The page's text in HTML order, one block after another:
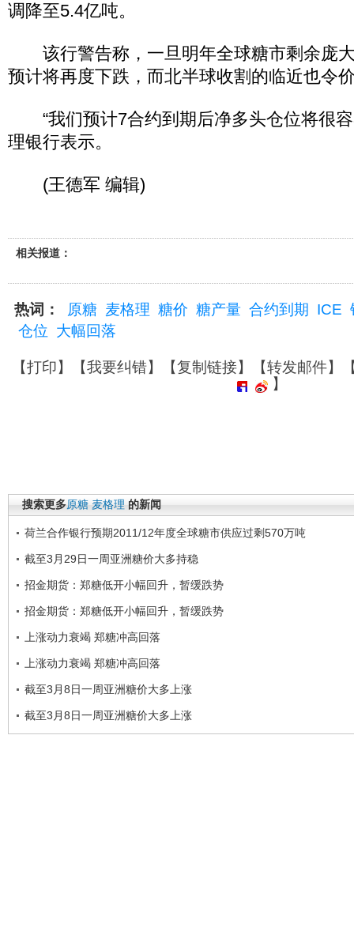
调降至5.4亿吨。
该行警告称，一旦明年全球糖市剩余庞
预计将再度下跌，而北半球收割的临近也令
“我们预计7合约到期后净多头仓位将很容
理银行表示。
(王德军 编辑)
相关报道：
热词： 原糖 麦格理 糖价 糖产量 合约到期 ICE
仓位 大幅回落
【打印】【我要纠错】【复制链接】【转发邮件】
】
搜索更多原糖 麦格理 的新闻
荷兰合作银行预期2011/12年度全球糖市供应过剩570万吨
截至3月29日一周亚洲糖价大多持稳
招金期货：郑糖低开小幅回升，暂缓跌势
招金期货：郑糖低开小幅回升，暂缓跌势
上涨动力衰竭 郑糖冲高回落
上涨动力衰竭 郑糖冲高回落
截至3月8日一周亚洲糖价大多上涨
截至3月8日一周亚洲糖价大多上涨